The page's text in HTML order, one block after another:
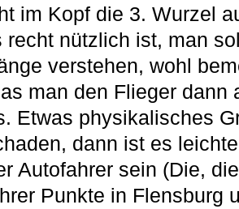
im Kopf die 3. Wurzel
recht nützlich ist, man
verstehen, wohl
man den Flieger dann
Etwas physikalisches
dann ist es
Autofahrer sein (Die,
Punkte in Flensburg